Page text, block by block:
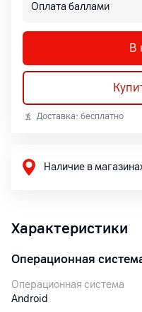
Оплата баллами
В
Доставка: бесплатно
Наличие в
Характеристики
Операционная
Операционная система
Android